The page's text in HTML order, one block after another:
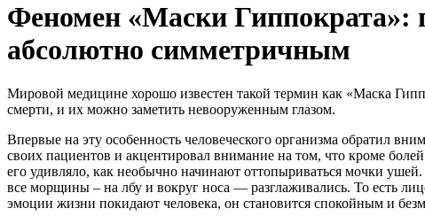
Феномен «Маски Гиппократа»:
абсолютно симметричным
Мировой медицине хорошо известен такой термин как «Маска
смерти, и их можно заметить невооруженным глазом.
Впервые на эту особенность человеческого организма обратил
своих пациентов и акцентировал внимание на том, что кроме
его удивляло, как необычно начинают оттопыриваться мочки
все морщины – на лбу и вокруг носа — разглаживались. То есть
эмоции жизни покидают человека, он становится спокойным и